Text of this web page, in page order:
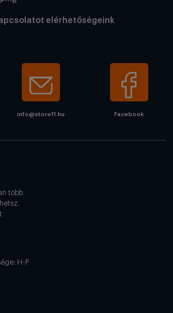
elérhetőségeink
info@store11.hu Facebook
több
H-P